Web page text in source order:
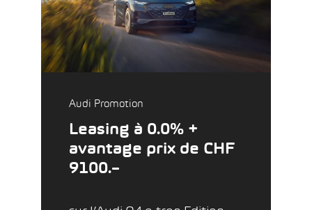
Audi Promotion
Leasing à 0.0% +
avantage prix de CHF
9100.–